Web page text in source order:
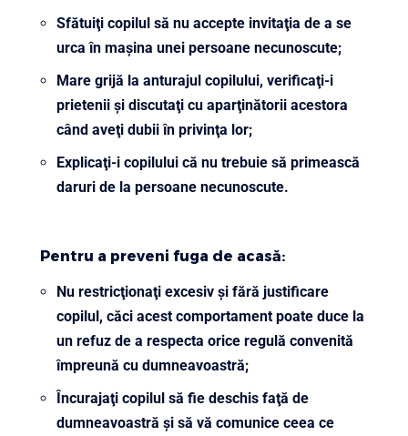
Sfătuiţi copilul să nu accepte invitaţia de a se
urca în maşina unei persoane necunoscute;
Mare grijă la anturajul copilului, verificaţi-i
prietenii şi discutaţi cu aparţinătorii acestora
când aveţi dubii în privinţa lor;
Explicaţi-i copilului că nu trebuie să primească
daruri de la persoane necunoscute.
Pentru a preveni fuga de acasă:
Nu restricţionaţi excesiv şi fără justificare
copilul, căci acest comportament poate duce la
un refuz de a respecta orice regulă convenită
împreună cu dumneavoastră;
Încurajaţi copilul să fie deschis faţă de
dumneavoastră şi să vă comunice ceea ce